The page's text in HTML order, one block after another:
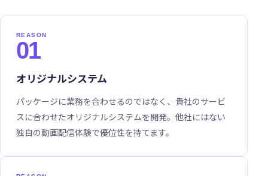
01
オリジナルシステム
パッケージに業務を合わせるのではなく、貴社のサービ
スに合わせたオリジナルシステムを開発。他社にはない
独自の動画配信体験で優位性を持てます。